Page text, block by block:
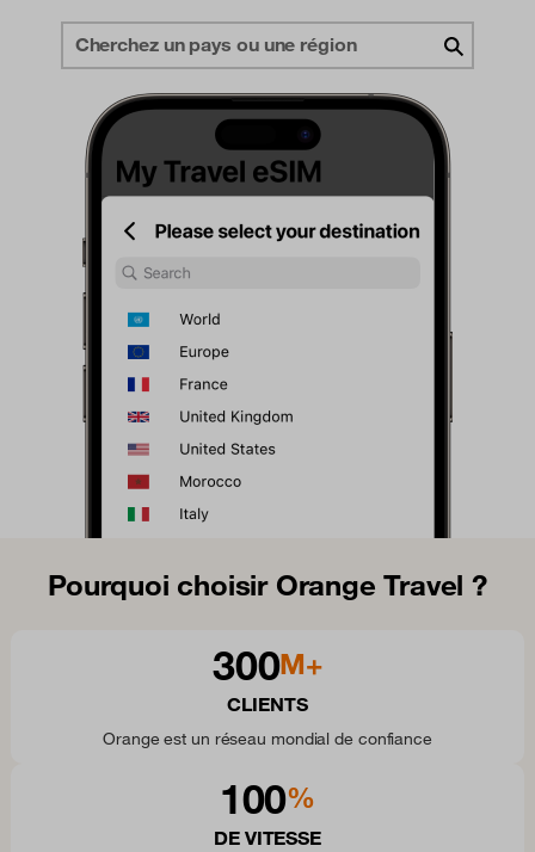
Pourquoi choisir Orange Travel ?
300M+
CLIENTS
Orange est un réseau mondial de confiance
100%
DE VITESSE